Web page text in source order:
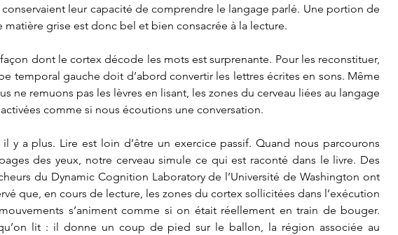
conservaient leur capacité de comprendre le langage parlé. Une portion de
matière grise est donc bel et bien consacrée à la lecture.
dont le cortex décode les mots est surprenante. Pour les reconstituer,
temporal gauche doit d’abord convertir les lettres écrites en sons. Même
ne remuons pas les lèvres en lisant, les zones du cerveau liées au langage
comme si nous écoutions une conversation.
il y a plus. Lire est loin d’être un exercice passif. Quand nous parcourons
des yeux, notre cerveau simule ce qui est raconté dans le livre. Des
du Dynamic Cognition Laboratory de l’Université de Washington ont
que, en cours de lecture, les zones du cortex sollicitées dans l’exécution
s’animent comme si on était réellement en train de bouger.
lit : il donne un coup de pied sur le ballon, la région associée au